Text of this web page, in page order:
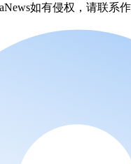
如有侵权，请联系作